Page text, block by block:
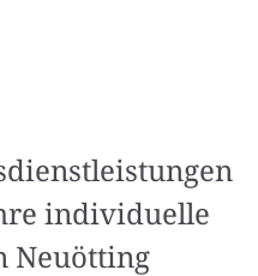
individuelle
Neuötting